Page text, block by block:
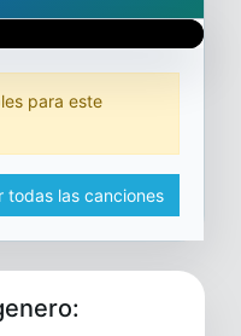
para este
todas las canciones